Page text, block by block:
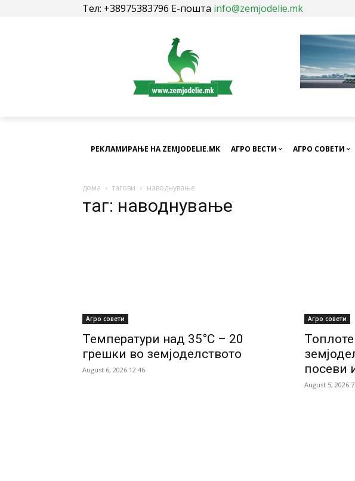
Тел: +38975383796 Е-пошта info@zemjodelie.mk
РЕКЛАМИРАЊЕ НА ZEMJODELIE.MK АГРО ВЕСТИ АГРО СОВЕТИ
дома тагови наводнување
таг: наводнување
Агро совети
Температури над 35°C – 20
грешки во земјоделството
August 6, 2026 12:46
Агро совети
посеви
August 5, 2026